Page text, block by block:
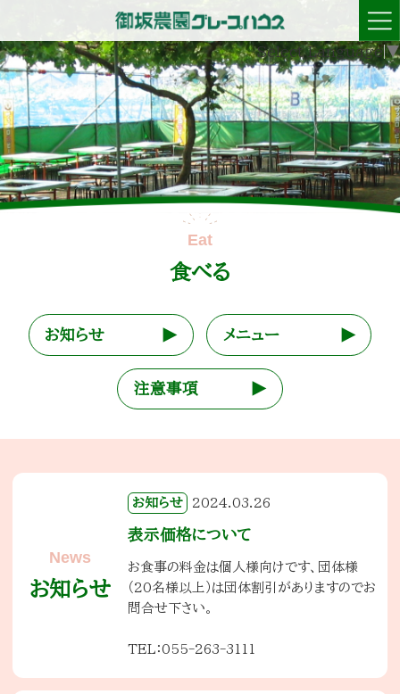
Select Language ▼
食べる
お知らせ メニュー
注意事項
お知らせ
お知らせ 2024.03.26
表示価格について
お食事の料金は個人様向けです、団体様
（20名様以上）は団体割引がありますのでお
問合せ下さい。
TEL：055-263-3111